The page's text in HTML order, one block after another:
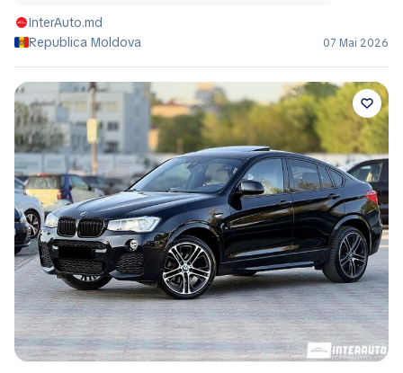
InterAuto.md
Republica Moldova
07 Mai 2026